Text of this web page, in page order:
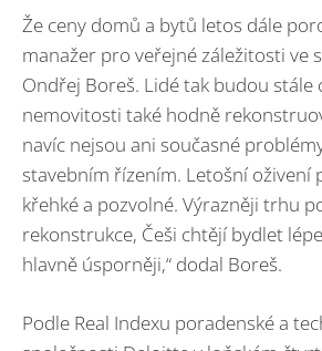
Že ceny domů a bytů letos dále
manažer pro veřejné záležitosti ve
Ondřej Boreš. Lidé tak budou stále
nemovitosti také hodně
navíc nejsou ani současné
stavebním řízením. Letošní oživení
křehké a pozvolné. Výrazněji trhu
rekonstrukce, Češi chtějí bydlet
hlavně úsporněji,“ dodal Boreš.
Podle Real Indexu poradenské a